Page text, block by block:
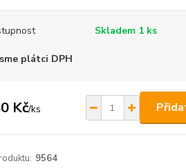
Skladem 1 ks
plátci DPH
Kč/ks
9564